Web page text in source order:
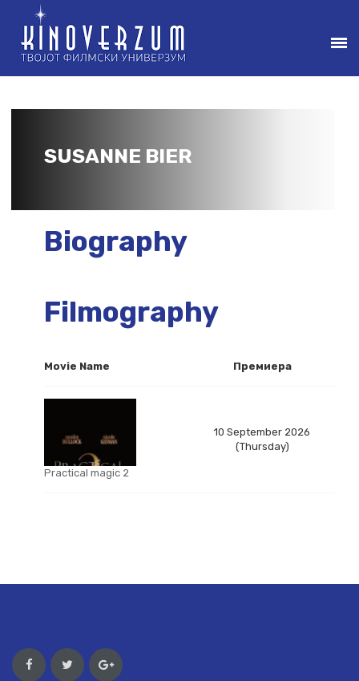
SUSANNE BIER
Biography
Filmography
Movie Name Премиера
Practical magic 2
10 September 2026
(Thursday)